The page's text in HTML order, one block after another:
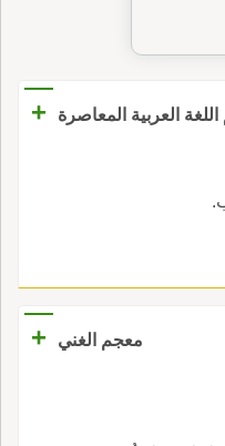
العربية المعاصرة
+
معجم الغني
+